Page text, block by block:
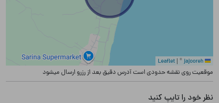
| © jajooreh
موقعیت روی نقشه حدودی است آدرس دقیق بعد از رزرو ارسال میشود
نظر خود را تایپ کنید